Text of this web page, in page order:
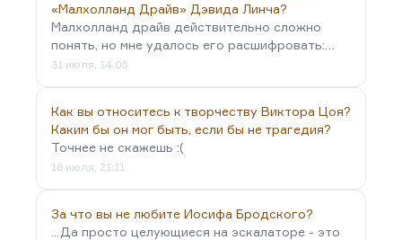
«Малхолланд Драйв» Дэвида Линча?
Малхолланд драйв действительно сложно
понять, но мне удалось его расшифровать:…
31 июля, 14:05
Как вы относитесь к творчеству Виктора Цоя?
Каким бы он мог быть, если бы не трагедия?
Точнее не скажешь :(
16 июля, 21:11
За что вы не любите Иосифа Бродского?
...Да просто целующиеся на эскалаторе - это